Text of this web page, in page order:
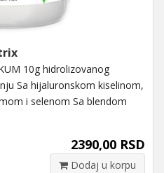
10g hidrolizovanog
Sa hijaluronskom kiselinom,
i selenom Sa blendom
2390,00 RSD
Dodaj u korpu